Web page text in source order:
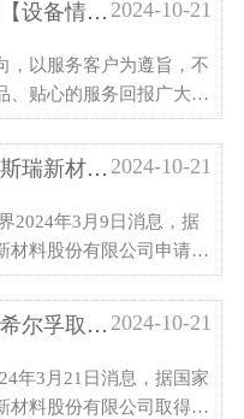
2024-10-21
符合您的高标准严要求
，以服务客户为遵旨，不
、贴心的服务回报广大客
2024-10-21
亡守身如玉42年，杨丽娟怎样了？
2024年3月9日消息，据
材料股份有限公司申请一
Cu-Cr-Nb燃烧室内壁的
明公开了一种利用热等
2024-10-21
痪公公，吃婆婆剩饭，家庭幸福美满
年3月21日消息，据国家
材料股份有限公司取得一